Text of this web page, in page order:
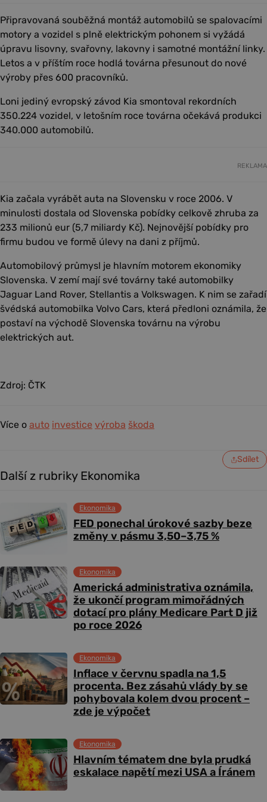
Připravovaná souběžná montáž automobilů se spalovacími
motory a vozidel s plně elektrickým pohonem si vyžádá
úpravu lisovny, svařovny, lakovny i samotné montážní linky.
Letos a v příštím roce hodlá továrna přesunout do nové
výroby přes 600 pracovníků.
Loni jediný evropský závod Kia smontoval rekordních
350.224 vozidel, v letošním roce továrna očekává produkci
340.000 automobilů.
REKLAMA
Kia začala vyrábět auta na Slovensku v roce 2006. V
minulosti dostala od Slovenska pobídky celkově zhruba za
233 milionů eur (5,7 miliardy Kč). Nejnovější pobídky pro
firmu budou ve formě úlevy na dani z příjmů.
Automobilový průmysl je hlavním motorem ekonomiky
Slovenska. V zemí mají své továrny také automobilky
Jaguar Land Rover, Stellantis a Volkswagen. K nim se zařadí
švédská automobilka Volvo Cars, která předloni oznámila, že
postaví na východě Slovenska továrnu na výrobu
elektrických aut.
Zdroj: ČTK
Více o auto investice výroba škoda
Sdílet
Další z rubriky Ekonomika
FED ponechal úrokové sazby beze
změny v pásmu 3,50–3,75 %
Ekonomika
Americká administrativa oznámila,
že ukončí program mimořádných
dotací pro plány Medicare Part D již
po roce 2026
Ekonomika
Inflace v červnu spadla na 1,5
procenta. Bez zásahů vlády by se
pohybovala kolem dvou procent –
zde je výpočet
Ekonomika
Hlavním tématem dne byla prudká
eskalace napětí mezi USA a Íránem
Ekonomika